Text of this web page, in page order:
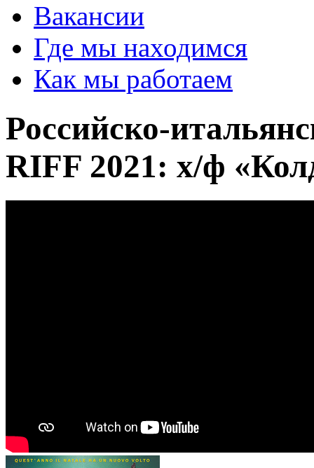
Вакансии
Где мы находимся
Как мы работаем
Российско-
RIFF 2021: х/ф